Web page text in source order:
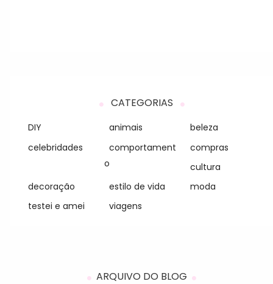
CATEGORIAS
DIY animais
beleza
celebridades
comportament
o
compras
cultura
decoração
estilo de vida
moda
testei e amei
viagens
ARQUIVO DO BLOG